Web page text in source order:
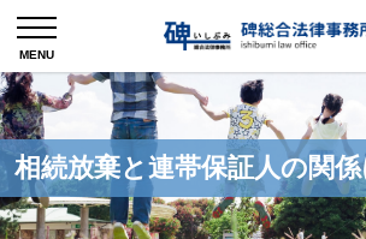
相続放棄と連帯保証人の関